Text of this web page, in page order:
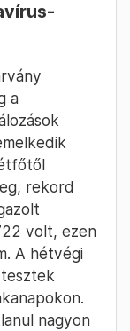
a
rekord
volt, ezen
A hétvégi
nagyon